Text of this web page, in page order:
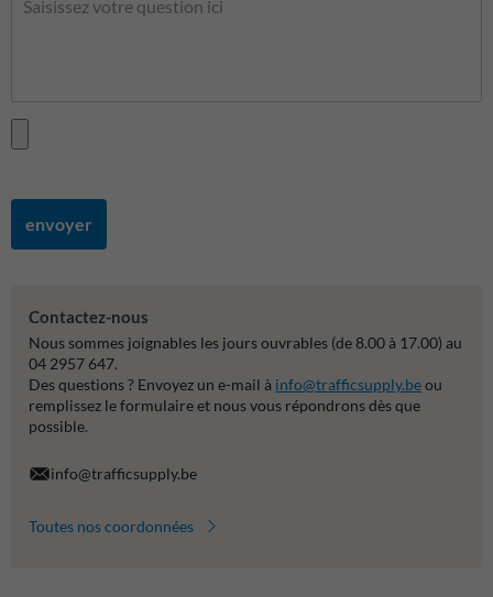
envoyer
Contactez-nous
Nous sommes joignables les jours ouvrables (de 8.00 à 17.00) au
04 2957 647.
Des questions ? Envoyez un e-mail à info@trafficsupply.beou
remplissez le formulaire et nous vous répondrons dès que
possible.
info@trafficsupply.be
Toutes nos coordonnées